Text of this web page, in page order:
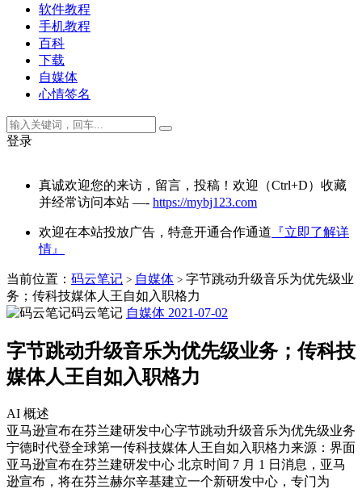
软件教程
手机教程
百科
下载
自媒体
心情签名
登录
真诚欢迎您的来访，留言，投稿！欢迎（Ctrl+D）收藏
并经常访问本站 —- https://mybj123.com
欢迎在本站投放广告，特意开通合作通道 『立即了解详
情』
当前位置： 码云笔记 > 自媒体 > 字节跳动升级音乐为优先级业
务；传科技媒体人王自如入职格力
码云笔记 自媒体 2021-07-02
字节跳动升级音乐为优先级业务；传科技
媒体人王自如入职格力
AI 概述
亚马逊宣布在芬兰建研发中心字节跳动升级音乐为优先级业务
宁德时代登全球第一传科技媒体人王自如入职格力来源：界面
亚马逊宣布在芬兰建研发中心 北京时间 7 月 1 日消息，亚马
逊宣布，将在芬兰赫尔辛基建立一个新研发中心，专门为